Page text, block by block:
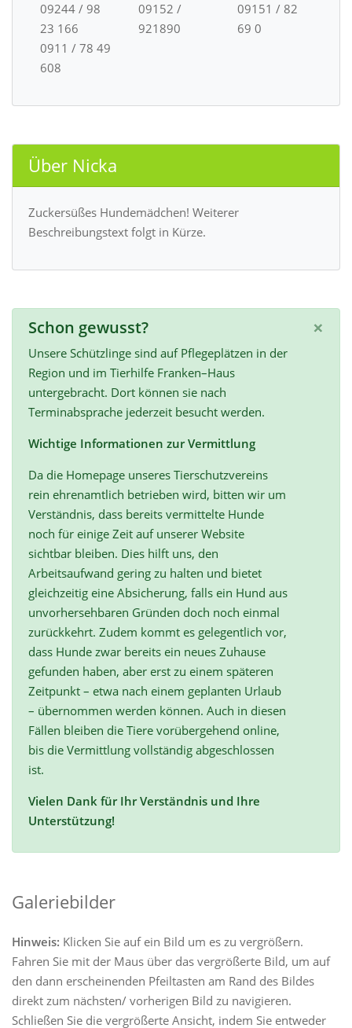
09244 / 98
23 166
0911 / 78 49
608
09152 /
921890
09151 / 82
69 0
Über Nicka
Zuckersüßes Hundemädchen! Weiterer
Beschreibungstext folgt in Kürze.
×
Schon gewusst?
Unsere Schützlinge sind auf Pflegeplätzen in der
Region und im Tierhilfe Franken–Haus
untergebracht. Dort können sie nach
Terminabsprache jederzeit besucht werden.
Wichtige Informationen zur Vermittlung
Da die Homepage unseres Tierschutzvereins
rein ehrenamtlich betrieben wird, bitten wir um
Verständnis, dass bereits vermittelte Hunde
noch für einige Zeit auf unserer Website
sichtbar bleiben. Dies hilft uns, den
Arbeitsaufwand gering zu halten und bietet
gleichzeitig eine Absicherung, falls ein Hund aus
unvorhersehbaren Gründen doch noch einmal
zurückkehrt. Zudem kommt es gelegentlich vor,
dass Hunde zwar bereits ein neues Zuhause
gefunden haben, aber erst zu einem späteren
Zeitpunkt – etwa nach einem geplanten Urlaub
– übernommen werden können. Auch in diesen
Fällen bleiben die Tiere vorübergehend online,
bis die Vermittlung vollständig abgeschlossen
ist.
Vielen Dank für Ihr Verständnis und Ihre
Unterstützung!
Galeriebilder
Hinweis: Klicken Sie auf ein Bild um es zu vergrößern.
Fahren Sie mit der Maus über das vergrößerte Bild, um auf
den dann erscheinenden Pfeiltasten am Rand des Bildes
direkt zum nächsten/ vorherigen Bild zu navigieren.
Schließen Sie die vergrößerte Ansicht, indem Sie entweder